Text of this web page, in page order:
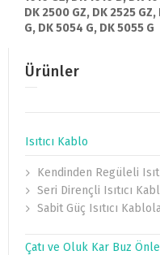
DK 2500 GZ, DK 2525
G, DK 5054 G, DK 5055 G
Ürünler
Isıtıcı Kablo
Kendinden Regüleli
Seri Dirençli Isıtıcı
Sabit Güç Isıtıcı
Çatı ve Oluk Kar Buz